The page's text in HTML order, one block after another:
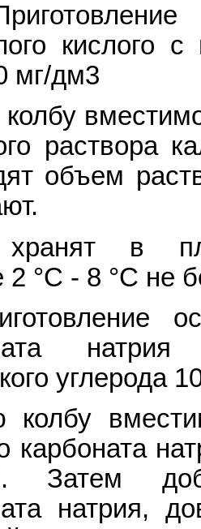
кислого
мг/дм3
раствора
объем
хранят в
2 °C - 8 °C не
углерода
карбоната
Затем
натрия,